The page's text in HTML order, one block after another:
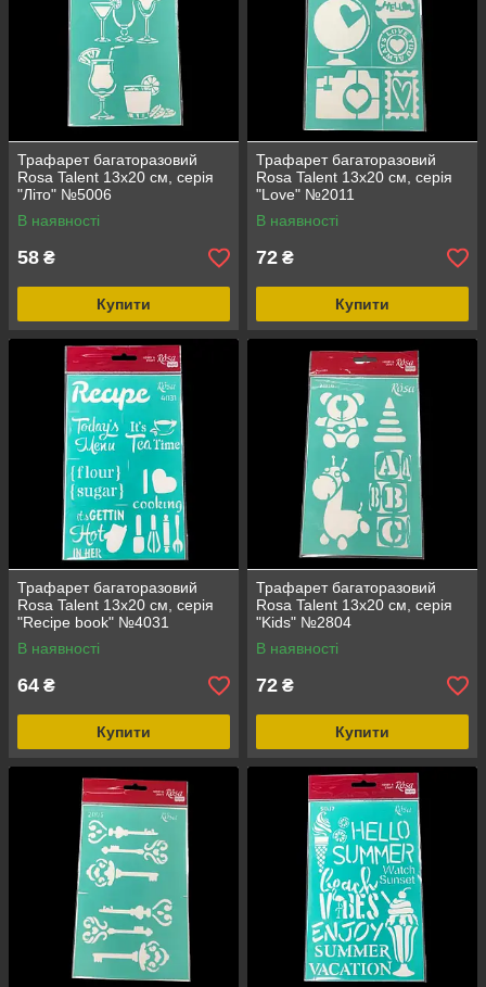
Трафарет багаторазовий
Rosa Talent 13х20 см, серія
"Літо" №5006
В наявності
58 ₴
Купити
Трафарет багаторазовий
Rosa Talent 13х20 см, серія
"Love" №2011
В наявності
72 ₴
Купити
Трафарет багаторазовий
Rosa Talent 13х20 см, серія
"Recipe book" №4031
В наявності
64 ₴
Купити
Трафарет багаторазовий
Rosa Talent 13х20 см, серія
"Kids" №2804
В наявності
72 ₴
Купити